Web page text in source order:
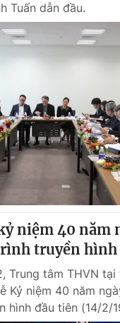
Tuấn dẫn đầu.
niệm 40 năm
truyền hình
Trung tâm THVN
Kỷ niệm 40 năm
hình đầu tiên (14/2/